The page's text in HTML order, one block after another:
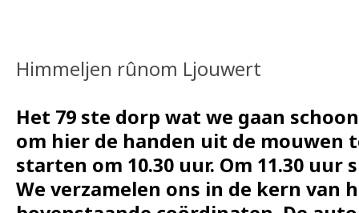
Himmeljen rûnom Ljouwert
Het 79 ste dorp wat we gaan
om hier de handen uit de mouwen
starten om 10.30 uur. Om 11.30 uur
We verzamelen ons in de kern van